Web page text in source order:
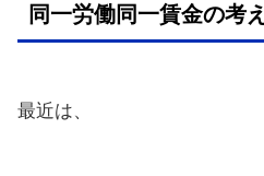
同一労働同一賃金の考
最近は、